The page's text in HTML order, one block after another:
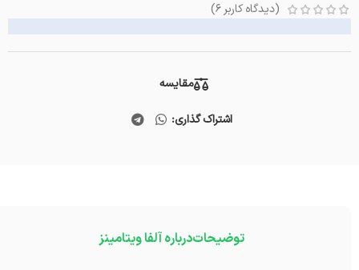
(دیدگاه کاربر 6
)
مقایسه
اشتراک گذاری:
توضیحاتدرباره آلفا ویتامینز